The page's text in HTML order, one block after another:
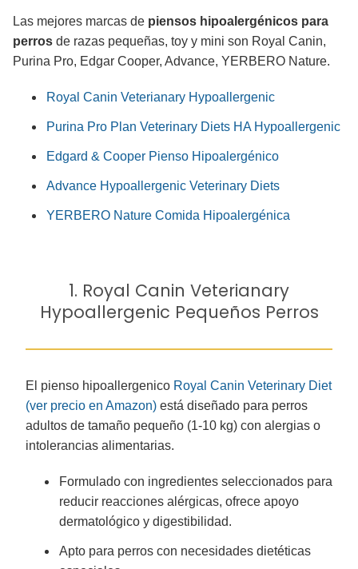
Las mejores marcas de piensos hipoalergénicos para
perros de razas pequeñas, toy y mini son Royal Canin,
Purina Pro, Edgar Cooper, Advance, YERBERO Nature.
Royal Canin Veterianary Hypoallergenic
Purina Pro Plan Veterinary Diets HA Hypoallergenic
Edgard & Cooper Pienso Hipoalergénico
Advance Hypoallergenic Veterinary Diets
YERBERO Nature Comida Hipoalergénica
1. Royal Canin Veterianary
Hypoallergenic Pequeños Perros
El pienso hipoallergenico Royal Canin Veterinary Diet
(ver precio en Amazon) está diseñado para perros
adultos de tamaño pequeño (1-10 kg) con alergias o
intolerancias alimentarias.
Formulado con ingredientes seleccionados para
reducir reacciones alérgicas, ofrece apoyo
dermatológico y digestibilidad.
Apto para perros con necesidades dietéticas